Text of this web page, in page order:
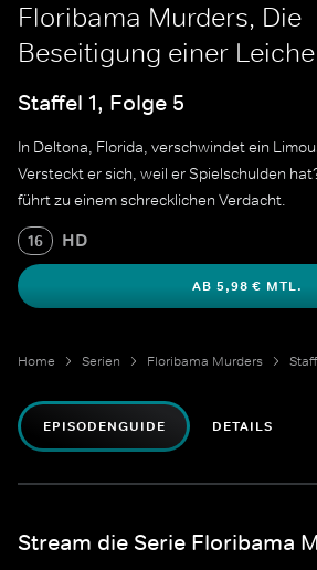
Floribama Murders, Die
Beseitigung einer Leiche
Staffel 1, Folge 5
In Deltona, Florida, verschwindet ein
Versteckt er sich, weil er Spielschulden
führt zu einem schrecklichen Verdacht.
16 HD
AB 5,98 € MTL.
Home Serien Floribama Murders
EPISODENGUIDE DETAILS
Stream die Serie Floribama